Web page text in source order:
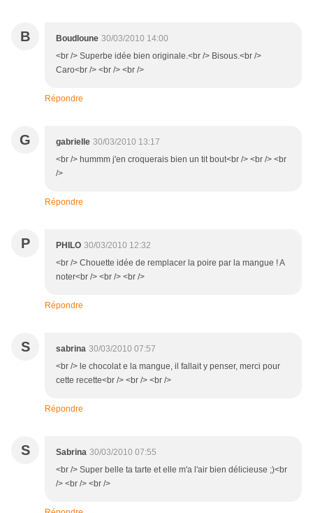
B Boudloune 30/03/2010 14:00
<br /> Superbe idée bien originale.<br /> Bisous.<br />
Caro<br /> <br /> <br />
Répondre
G gabrielle 30/03/2010 13:17
<br /> hummm j'en croquerais bien un tit bout<br /> <br /> <br
/>
Répondre
P PHILO 30/03/2010 12:32
<br /> Chouette idée de remplacer la poire par la mangue ! A
noter<br /> <br /> <br />
Répondre
S sabrina 30/03/2010 07:57
<br /> le chocolat e la mangue, il fallait y penser, merci pour
cette recette<br /> <br /> <br />
Répondre
S Sabrina 30/03/2010 07:55
<br /> Super belle ta tarte et elle m'a l'air bien délicieuse ;)<br
/> <br /> <br />